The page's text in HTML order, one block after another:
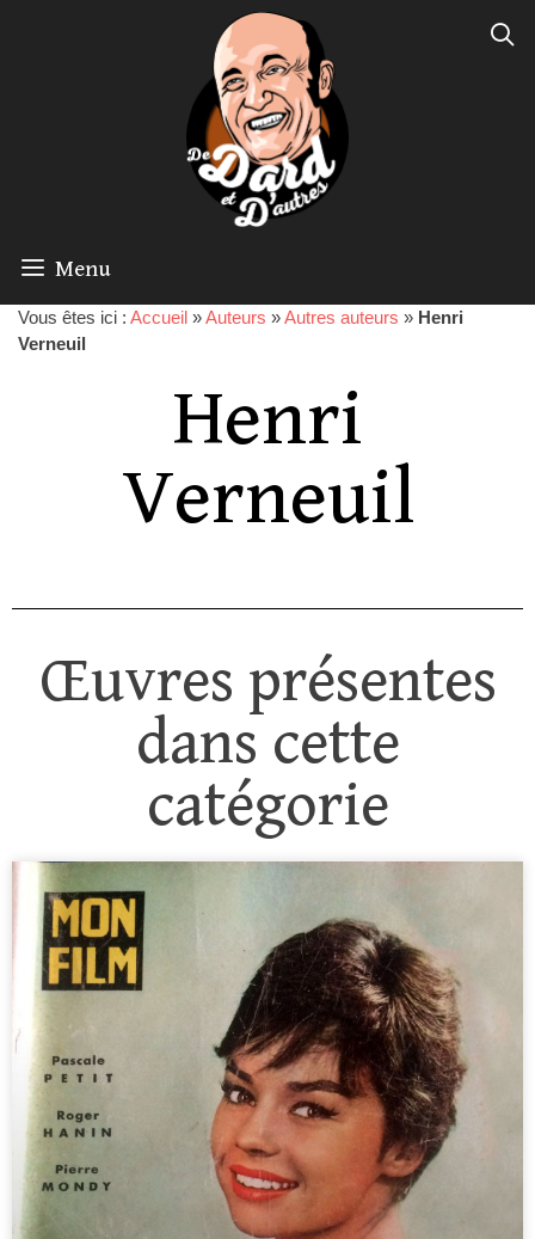
Menu
Vous êtes ici : Accueil »Auteurs »Autres auteurs » Henri
Verneuil
Henri
Verneuil
Œuvres présentes
dans cette
catégorie